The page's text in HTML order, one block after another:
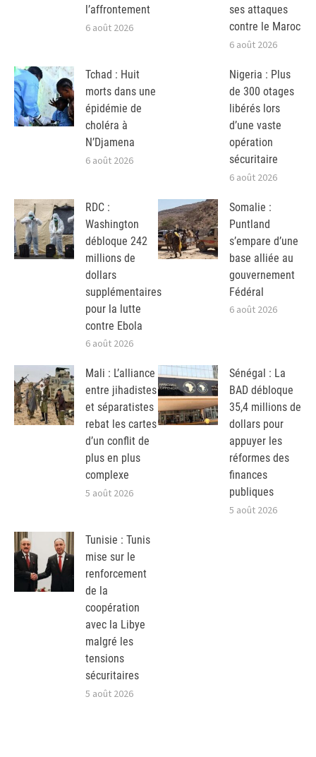
l’affrontement
6 août 2026
ses attaques
contre le Maroc
6 août 2026
Tchad : Huit
morts dans une
épidémie de
choléra à
N’Djamena
6 août 2026
Nigeria : Plus
de 300 otages
libérés lors
d’une vaste
opération
sécuritaire
6 août 2026
RDC :
Washington
débloque 242
millions de
dollars
supplémentaires
pour la lutte
contre Ebola
6 août 2026
Somalie :
Puntland
s’empare d’une
base alliée au
gouvernement
Fédéral
6 août 2026
Mali : L’alliance
entre jihadistes
et séparatistes
rebat les cartes
d’un conflit de
plus en plus
complexe
5 août 2026
Sénégal : La
BAD débloque
35,4 millions de
dollars pour
appuyer les
réformes des
finances
publiques
5 août 2026
Tunisie : Tunis
mise sur le
renforcement
de la
coopération
avec la Libye
malgré les
tensions
sécuritaires
5 août 2026